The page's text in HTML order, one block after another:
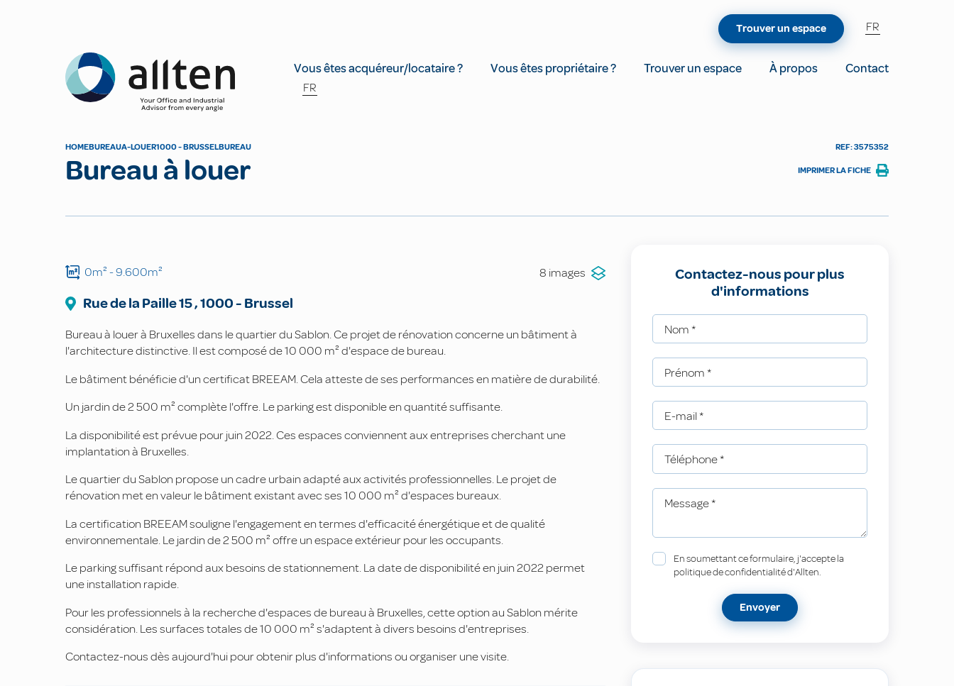
Allten
Vous êtes acquéreur/locataire ? Vous êtes propriétaire ? Trouver un espace À propos
Contact
FR
Trouver un espace FR
HOMEBUREAUA-LOUER1000 - BRUSSELBUREAU
Bureau à louer
REF: 3575352
IMPRIMER LA FICHE
0m²- 9.600m² 8 images
Rue de la Paille15,1000- Brussel
Bureau à louer à Bruxelles dans le quartier du Sablon. Ce projet de rénovation concerne un bâtiment à
l'architecture distinctive. Il est composé de 10 000 m² d'espace de bureau.
Le bâtiment bénéficie d'un certificat BREEAM. Cela atteste de ses performances en matière de durabilité.
Un jardin de 2 500 m² complète l'offre. Le parking est disponible en quantité suffisante.
La disponibilité est prévue pour juin 2022. Ces espaces conviennent aux entreprises cherchant une
implantation à Bruxelles.
Le quartier du Sablon propose un cadre urbain adapté aux activités professionnelles. Le projet de
rénovation met en valeur le bâtiment existant avec ses 10 000 m² d'espaces bureaux.
La certification BREEAM souligne l'engagement en termes d'efficacité énergétique et de qualité
environnementale. Le jardin de 2 500 m² offre un espace extérieur pour les occupants.
Le parking suffisant répond aux besoins de stationnement. La date de disponibilité en juin 2022 permet
une installation rapide.
Pour les professionnels à la recherche d'espaces de bureau à Bruxelles, cette option au Sablon mérite
considération. Les surfaces totales de 10 000 m² s'adaptent à divers besoins d'entreprises.
Contactez-nous dès aujourd'hui pour obtenir plus d'informations ou organiser une visite.
Contactez-nous pour plus
d'informations
Nom *
Prénom *
E-mail *
Téléphone*
Message*
En soumettant ce formulaire, j'accepte la
politique de confidentialité d'Allten.
Envoyer